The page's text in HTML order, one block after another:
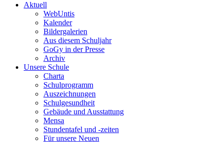
Aktuell
WebUntis
Kalender
Bildergalerien
Aus diesem Schuljahr
GoGy in der Presse
Archiv
Unsere Schule
Charta
Schulprogramm
Auszeichnungen
Schulgesundheit
Gebäude und Ausstattung
Mensa
Stundentafel und -zeiten
Für unsere Neuen